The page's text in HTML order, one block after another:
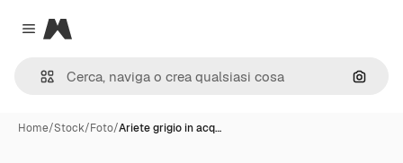
Close menu
Magnific
Cerca
Home/Stock/Foto/Ariete grigio in acq…